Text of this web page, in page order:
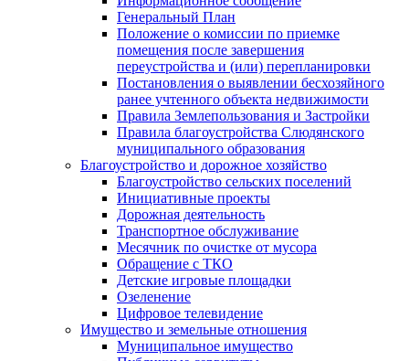
Генеральный План
Положение о комиссии по приемке
помещения после завершения
переустройства и (или) перепланировки
Постановления о выявлении бесхозяйного
ранее учтенного объекта недвижимости
Правила Землепользования и Застройки
Правила благоустройства Слюдянского
муниципального образования
Благоустройство и дорожное хозяйство
Благоустройство сельских поселений
Инициативные проекты
Дорожная деятельность
Транспортное обслуживание
Месячник по очистке от мусора
Обращение с ТКО
Детские игровые площадки
Озеленение
Цифровое телевидение
Имущество и земельные отношения
Муниципальное имущество